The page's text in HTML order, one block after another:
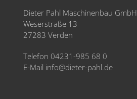
Dieter Pahl Maschinenbau GmbH
Weserstraße 13
27283 Verden
Telefon 04231-985 68 0
E-Mail info@dieter-pahl.de